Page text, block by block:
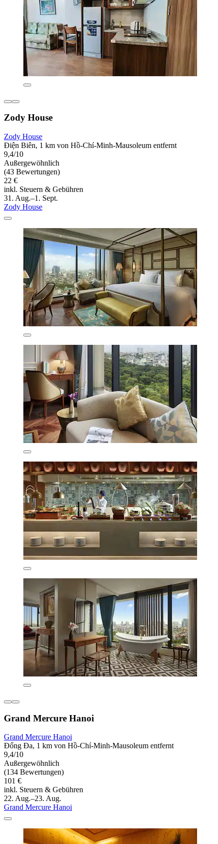
Zody House
Zody House
Điện Biên, 1 km von Hồ-Chí-Minh-Mausoleum entfernt
9,4/10
Außergewöhnlich
(43 Bewertungen)
22 €
inkl. Steuern & Gebühren
31. Aug.–1. Sept.
Zody House
Grand Mercure Hanoi
Grand Mercure Hanoi
Đống Đa, 1 km von Hồ-Chí-Minh-Mausoleum entfernt
9,4/10
Außergewöhnlich
(134 Bewertungen)
101 €
inkl. Steuern & Gebühren
22. Aug.–23. Aug.
Grand Mercure Hanoi